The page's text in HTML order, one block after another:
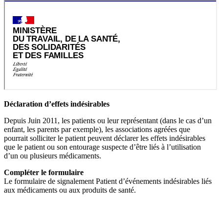
Déclaration d’effets indésirables
Depuis Juin 2011, les patients ou leur représentant (dans le cas d’un
enfant, les parents par exemple), les associations agréées que
pourrait solliciter le patient peuvent déclarer les effets indésirables
que le patient ou son entourage suspecte d’être liés à l’utilisation
d’un ou plusieurs médicaments.
Compléter le formulaire
Le formulaire de signalement Patient d’événements indésirables liés
aux médicaments ou aux produits de santé.